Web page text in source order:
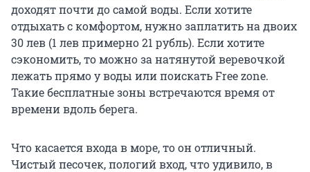
доходят почти до самой воды. Если хотите
отдыхать с комфортом, нужно заплатить на двоих
30 лев (1 лев примерно 21 рубль). Если хотите
сэкономить, то можно за натянутой веревочкой
лежать прямо у воды или поискать Free zone.
Такие бесплатные зоны встречаются время от
времени вдоль берега.
Что касается входа в море, то он отличный.
Чистый песочек, пологий вход, что удивило, в